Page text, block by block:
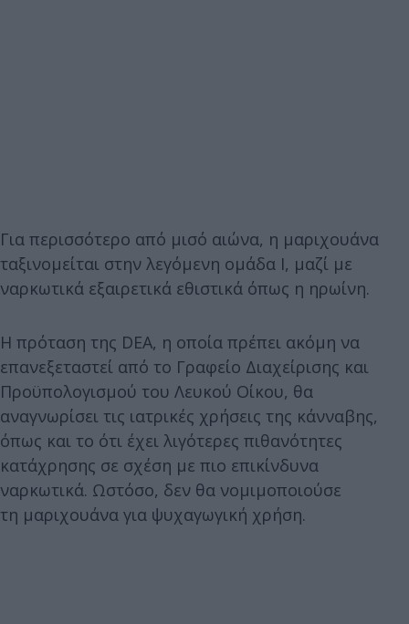
Για περισσότερο από μισό αιώνα, η μαριχουάνα
ταξινομείται στην λεγόμενη ομάδα Ι, μαζί με
ναρκωτικά εξαιρετικά εθιστικά όπως η ηρωίνη.
Η πρόταση της DEA, η οποία πρέπει ακόμη να
επανεξεταστεί από το Γραφείο Διαχείρισης και
Προϋπολογισμού του Λευκού Οίκου, θα
αναγνωρίσει τις ιατρικές χρήσεις της κάνναβης,
όπως και το ότι έχει λιγότερες πιθανότητες
κατάχρησης σε σχέση με πιο επικίνδυνα
ναρκωτικά. Ωστόσο, δεν θα νομιμοποιούσε
τη μαριχουάνα για ψυχαγωγική χρήση.